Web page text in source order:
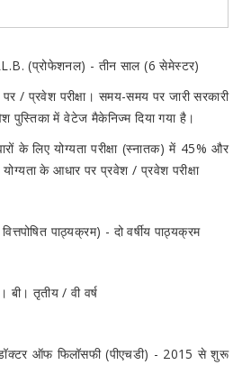
(प्रोफेशनल) - तीन साल (6 सेमेस्टर)
/ प्रवेश परीक्षा। समय-समय पर जारी सरकारी
में वेटेज मैकेनिज्म दिया गया है।
के लिए योग्यता परीक्षा (स्नातक) में 45% और
के आधार पर प्रवेश / प्रवेश परीक्षा
पाठ्यक्रम) - दो वर्षीय पाठ्यक्रम
तृतीय / वी वर्ष
ऑफ फिलॉसफी (पीएचडी) - 2015 से शुरू